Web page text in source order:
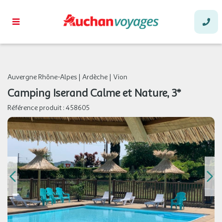
Auvergne Rhône-Alpes | Ardèche | Vion
Camping Iserand Calme et Nature, 3*
Référence produit : 458605